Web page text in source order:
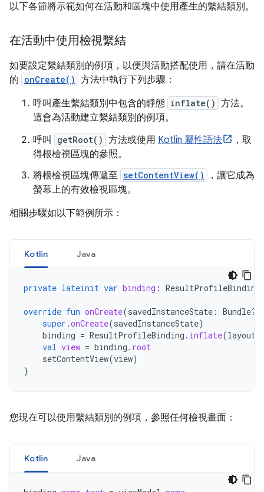
以下各節將示範如何在活動和區塊中使用產生的繫結類別。
在活動中使用檢視繫結
如要設定繫結類別的例項，以便與活動搭配使用，請在活動
的 onCreate() 方法中執行下列步驟：
呼叫產生繫結類別中包含的靜態 inflate() 方法。
這會為活動建立繫結類別的例項。
呼叫
getRoot() 方法或使用 Kotlin 屬性語法
，取
得根檢視區塊的參照。
將根檢視區塊傳遞至 setContentView()
，讓它成為
螢幕上的有效檢視區塊。
相關步驟如以下範例所示：
Kotlin Java
private lateinit var binding : ResultProfileBinding
override fun onCreate(savedInstanceState : Bundle?)
super .onCreate(savedInstanceState)
binding = ResultProfileBinding . inflate(
val view = binding . root
setContentView(view)
}
您現在可以使用繫結類別的例項，參照任何檢視畫面：
Kotlin Java